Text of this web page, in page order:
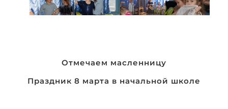
НавигацияОтмечаем масленницу
Праздник 8 марта в начальной школе